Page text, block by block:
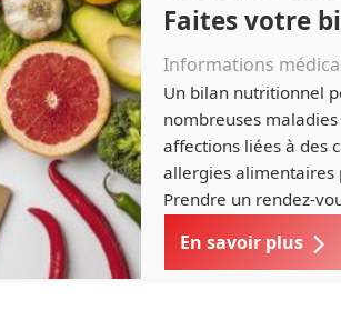
Faites votre
Informations
Un bilan nutritionnel
nombreuses
affections liées à des
allergies alimentaires
Prendre un rendez-
En savoir plus